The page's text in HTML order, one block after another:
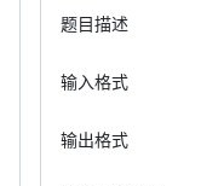
题目描述
输入格式
输出格式